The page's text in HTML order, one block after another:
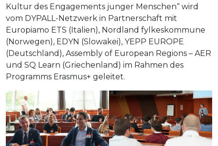
Kultur des Engagements junger Menschen“ wird
vom DYPALL-Netzwerk in Partnerschaft mit
Europiamo ETS (Italien), Nordland fylkeskommune
(Norwegen), EDYN (Slowakei), YEPP EUROPE
(Deutschland), Assembly of European Regions – AER
und SQ Learn (Griechenland) im Rahmen des
Programms Erasmus+ geleitet.